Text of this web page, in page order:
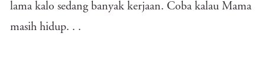
lama kalo sedang banyak kerjaan. Coba kalau Mama
masih hidup. . .